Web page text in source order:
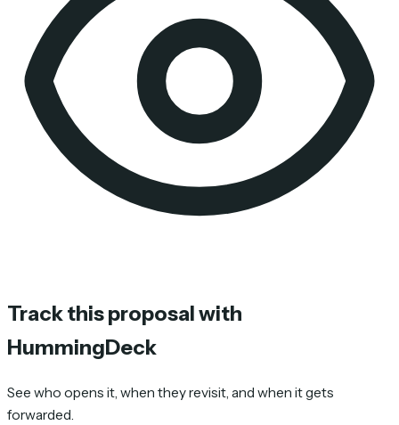
Track this proposal with
HummingDeck
See who opens it, when they revisit, and when it gets
forwarded.